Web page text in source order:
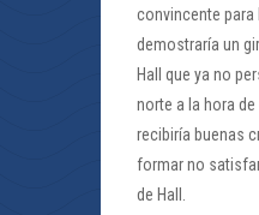
convincente para
demostraría un
Hall que ya no
norte a la hora de
recibiría buenas
formar no
de Hall.